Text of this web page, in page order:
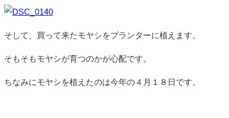
そして、買って来たモヤシをプランターに植えます。
そもそもモヤシが育つのかが心配です。
ちなみにモヤシを植えたのは今年の４月１８日です。